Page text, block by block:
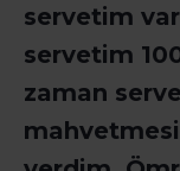
servetim
servetim
zaman